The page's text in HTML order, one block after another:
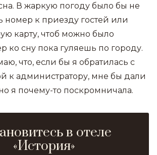
В жаркую погоду было бы не
номер к приезду гостей или
карту, чтоб можно было
ко сну пока гуляешь по городу.
что, если бы я обратилась с
к администратору, мне бы дали
я почему-то поскромничала.
в отеле
«История»